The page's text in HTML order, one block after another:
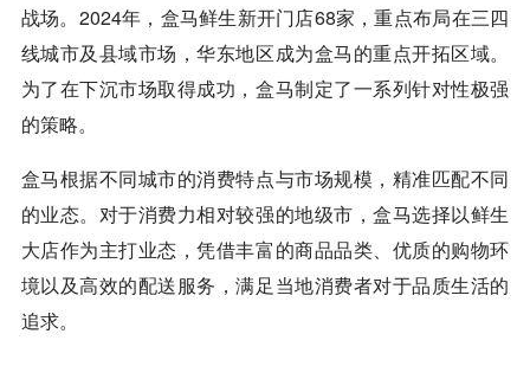
战场。2024年，盒马鲜生新开门店68家，重点布局在三四
线城市及县域市场，华东地区成为盒马的重点开拓区域。
为了在下沉市场取得成功，盒马制定了一系列针对性极强
的策略。
盒马根据不同城市的消费特点与市场规模，精准匹配不同
的业态。对于消费力相对较强的地级市，盒马选择以鲜生
大店作为主打业态，凭借丰富的商品品类、优质的购物环
境以及高效的配送服务，满足当地消费者对于品质生活的
追求。